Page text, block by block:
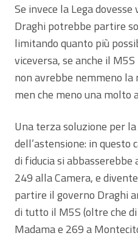
Se invece la Lega
Draghi potrebbe partire
limitando quanto più
viceversa, se anche il
non avrebbe nemmeno
men che meno una molto
Una terza soluzione per
dell’astensione: in questo
di fiducia si abbasserebbe
249 alla Camera, e
partire il governo Draghi
di tutto il M5S (oltre che
Madama e 269 a